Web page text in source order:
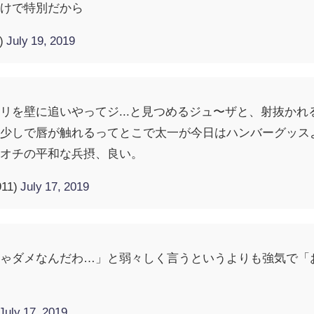
で特別だから
July 19, 2019
を壁に追いやってジ...と見つめるジュ〜ザと、射抜か
しで唇が触れるってとこで太一が今日はハンバーグッ
チの平和な兵摂、良い。
July 17, 2019
ダメなんだわ…」と弱々しく言うというよりも強気で
17, 2019